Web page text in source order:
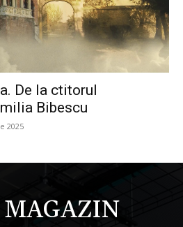
De la ctitorul
Bibescu
2025
MAGAZIN